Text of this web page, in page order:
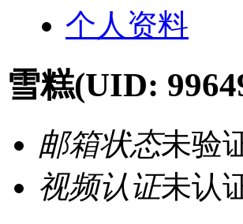
个人资料
雪糕(UID:
邮箱状态未验
视频认证未认